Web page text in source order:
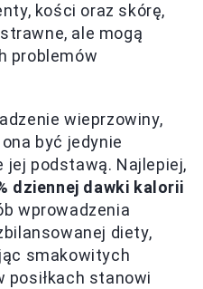
kości oraz skórę,
ale mogą
problemów
wieprzowiny,
być jedynie
jej podstawą. Najlepiej,
dziennej dawki kalorii
wprowadzenia
diety,
smakowitych
posiłkach stanowi